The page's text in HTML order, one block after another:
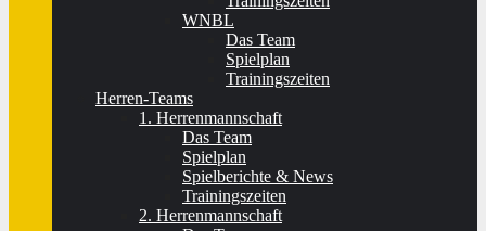
WNBL
Das Team
Spielplan
Trainingszeiten
Herren-Teams
1. Herrenmannschaft
Das Team
Spielplan
Spielberichte & News
Trainingszeiten
2. Herrenmannschaft